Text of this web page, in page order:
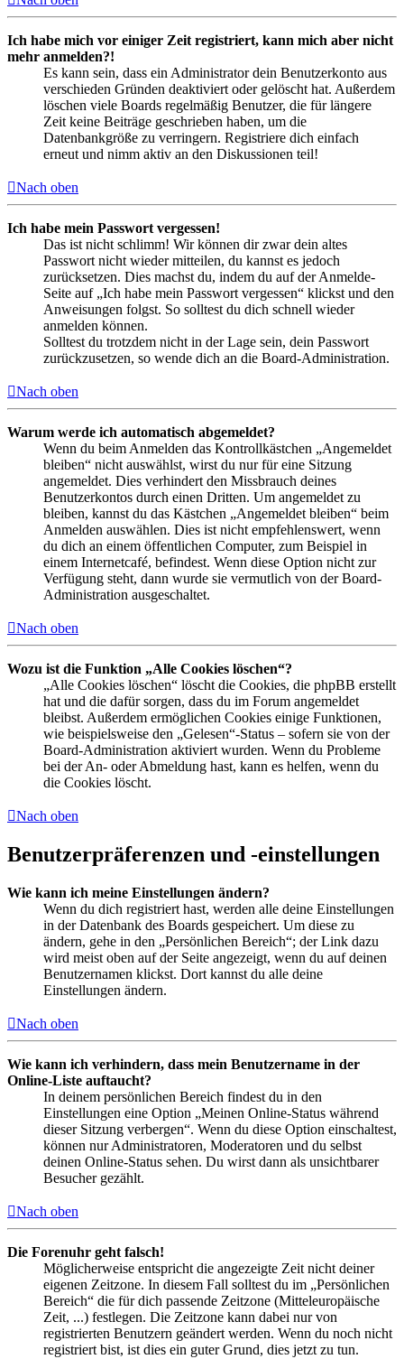
Ich habe mich vor einiger Zeit registriert, kann mich aber nicht
mehr anmelden?!
Es kann sein, dass ein Administrator dein Benutzerkonto aus
verschieden Gründen deaktiviert oder gelöscht hat. Außerdem
löschen viele Boards regelmäßig Benutzer, die für längere
Zeit keine Beiträge geschrieben haben, um die
Datenbankgröße zu verringern. Registriere dich einfach
erneut und nimm aktiv an den Diskussionen teil!
Nach oben
Ich habe mein Passwort vergessen!
Das ist nicht schlimm! Wir können dir zwar dein altes
Passwort nicht wieder mitteilen, du kannst es jedoch
zurücksetzen. Dies machst du, indem du auf der Anmelde-
Seite auf „Ich habe mein Passwort vergessen“ klickst und den
Anweisungen folgst. So solltest du dich schnell wieder
anmelden können.
Solltest du trotzdem nicht in der Lage sein, dein Passwort
zurückzusetzen, so wende dich an die Board-Administration.
Nach oben
Warum werde ich automatisch abgemeldet?
Wenn du beim Anmelden das Kontrollkästchen „Angemeldet
bleiben“ nicht auswählst, wirst du nur für eine Sitzung
angemeldet. Dies verhindert den Missbrauch deines
Benutzerkontos durch einen Dritten. Um angemeldet zu
bleiben, kannst du das Kästchen „Angemeldet bleiben“ beim
Anmelden auswählen. Dies ist nicht empfehlenswert, wenn
du dich an einem öffentlichen Computer, zum Beispiel in
einem Internetcafé, befindest. Wenn diese Option nicht zur
Verfügung steht, dann wurde sie vermutlich von der Board-
Administration ausgeschaltet.
Nach oben
Wozu ist die Funktion „Alle Cookies löschen“?
„Alle Cookies löschen“ löscht die Cookies, die phpBB erstellt
hat und die dafür sorgen, dass du im Forum angemeldet
bleibst. Außerdem ermöglichen Cookies einige Funktionen,
wie beispielsweise den „Gelesen“-Status – sofern sie von der
Board-Administration aktiviert wurden. Wenn du Probleme
bei der An- oder Abmeldung hast, kann es helfen, wenn du
die Cookies löscht.
Nach oben
Benutzerpräferenzen und -einstellungen
Wie kann ich meine Einstellungen ändern?
Wenn du dich registriert hast, werden alle deine Einstellungen
in der Datenbank des Boards gespeichert. Um diese zu
ändern, gehe in den „Persönlichen Bereich“; der Link dazu
wird meist oben auf der Seite angezeigt, wenn du auf deinen
Benutzernamen klickst. Dort kannst du alle deine
Einstellungen ändern.
Nach oben
Wie kann ich verhindern, dass mein Benutzername in der
Online-Liste auftaucht?
In deinem persönlichen Bereich findest du in den
Einstellungen eine Option „Meinen Online-Status während
dieser Sitzung verbergen“. Wenn du diese Option einschaltest,
können nur Administratoren, Moderatoren und du selbst
deinen Online-Status sehen. Du wirst dann als unsichtbarer
Besucher gezählt.
Nach oben
Die Forenuhr geht falsch!
Möglicherweise entspricht die angezeigte Zeit nicht deiner
eigenen Zeitzone. In diesem Fall solltest du im „Persönlichen
Bereich“ die für dich passende Zeitzone (Mitteleuropäische
Zeit, ...) festlegen. Die Zeitzone kann dabei nur von
registrierten Benutzern geändert werden. Wenn du noch nicht
registriert bist, ist dies ein guter Grund, dies jetzt zu tun.